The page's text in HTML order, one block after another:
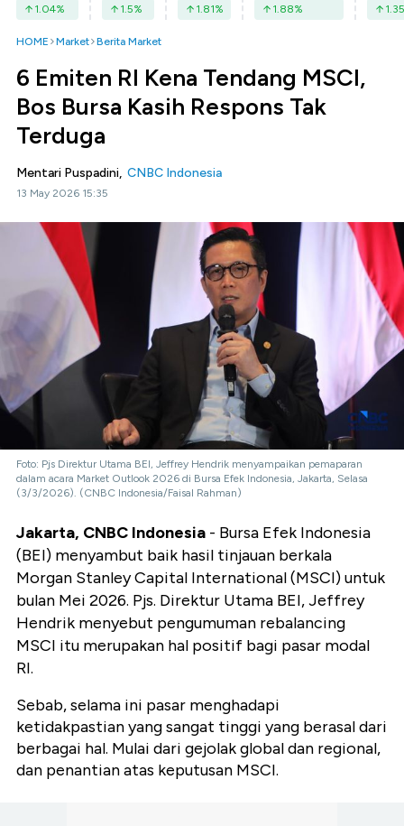
1.04% 1.5% 1.81% 1.88% 1.35
HOME Market Berita Market
6 Emiten RI Kena Tendang MSCI,
Bos Bursa Kasih Respons Tak
Terduga
Mentari Puspadini, CNBC Indonesia
13 May 2026 15:35
Foto: Pjs Direktur Utama BEI, Jeffrey Hendrik menyampaikan pemaparan
dalam acara Market Outlook 2026 di Bursa Efek Indonesia, Jakarta, Selasa
(3/3/2026). (CNBC Indonesia/Faisal Rahman)
Jakarta, CNBC Indonesia - Bursa Efek Indonesia
(BEI) menyambut baik hasil tinjauan berkala
Morgan Stanley Capital International (MSCI) untuk
bulan Mei 2026. Pjs. Direktur Utama BEI, Jeffrey
Hendrik menyebut pengumuman rebalancing
MSCI itu merupakan hal positif bagi pasar modal
RI.
Sebab, selama ini pasar menghadapi
ketidakpastian yang sangat tinggi yang berasal dari
berbagai hal. Mulai dari gejolak global dan regional,
dan penantian atas keputusan MSCI.